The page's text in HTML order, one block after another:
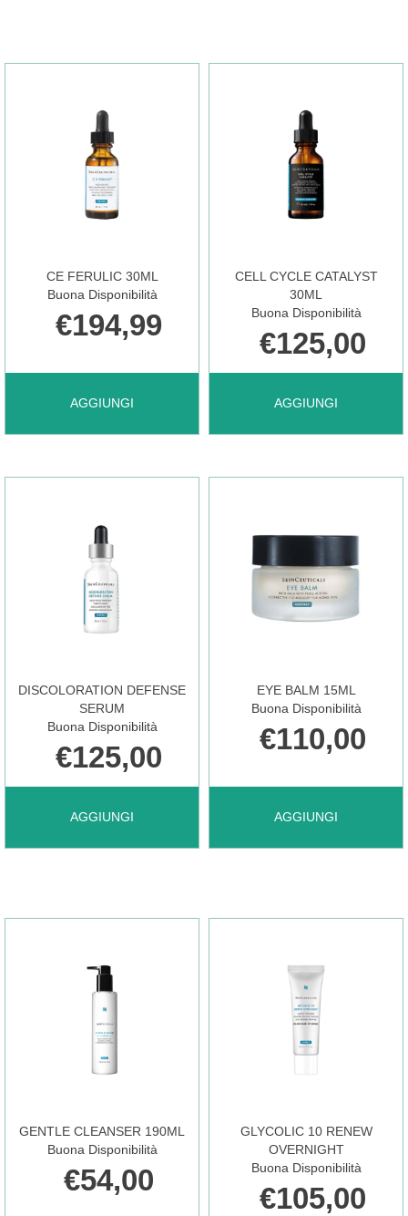
CARRELLO CARRELLO
CE FERULIC 30ML
Buona Disponibilità
€194,99
AGGIUNGI
AGGIUNGI CE
CARRELLO
CELL CYCLE CATALYST
30ML
Buona Disponibilità
€125,00
AGGIUNGI
AGGIUNGI CELL
30ML AL
DISCOLORATION DEFENSE
SERUM
Buona Disponibilità
€125,00
AGGIUNGI
AGGIUNGI DISCOLORATION
CARRELLO
EYE BALM 15ML
Buona Disponibilità
€110,00
AGGIUNGI
AGGIUNGI EYE
CARRELLO
GENTLE CLEANSER 190ML
Buona Disponibilità
€54,00
GLYCOLIC 10 RENEW
OVERNIGHT
Buona Disponibilità
€105,00